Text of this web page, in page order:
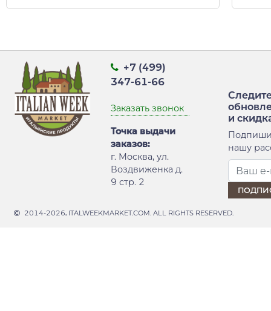
+7 (499)
347-61-66
Заказать звонок
Точка выдачи
заказов:
г. Москва, ул.
Воздвиженка д.
9 стр. 2
и
нашу
2014-2026, ITALWEEKMARKET.COM. ALL RIGHTS RESERVED.